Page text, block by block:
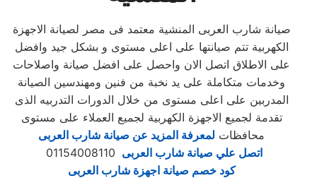
صيانة شارب العربى المنشية معتمد فى مصر لصيانة الاجهزة
الكهربية تتم صيانتها على اعلى مستوى و بشكل جيد وافضل
على الاطلاق اتصل الان واحصل على افضل صيانة واصلاحات
وخدمات متكاملة على يد نخبة من فنين ومهندسين الصيانة
المدربين على اعلى مستوى من خلال الدورات التدربيه الذى
تقدمة لجميع الاجهزة الكهربية لجميع العملاء على مستوى
محافظات لمعرفة المزيد عن صيانة شارب العربى
اتصل علي صيانة شارب العربى
كود خصم صيانة اجهزة شارب العربى